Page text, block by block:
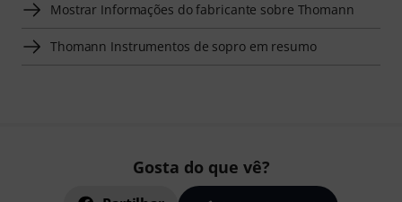
Mostrar Informações do fabricante sobre Thomann
Thomann Instrumentos de sopro em resumo
Gosta do que vê?